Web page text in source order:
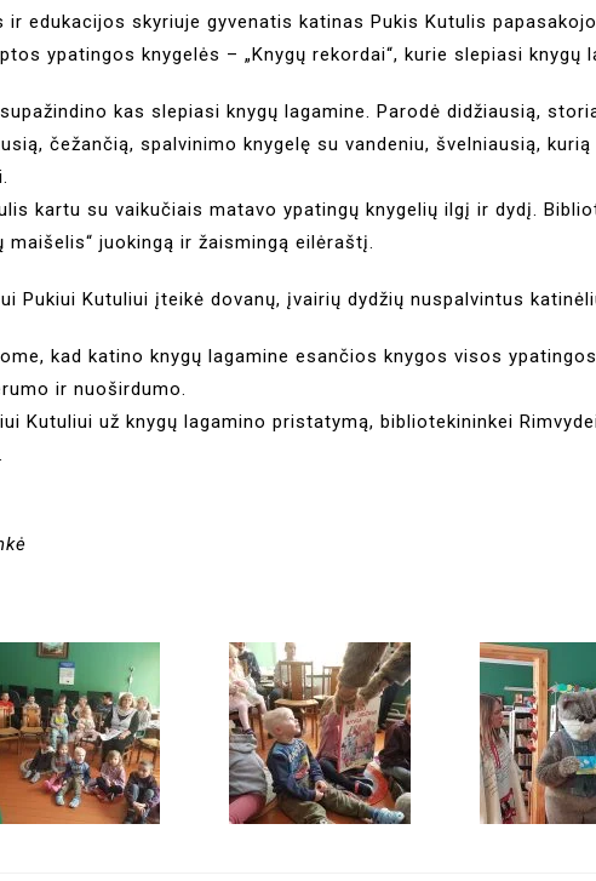
edukacijos skyriuje gyvenatis katinas Pukis Kutulis
ypatingos knygelės – „Knygų rekordai“, kurie slepiasi knygų
kas slepiasi knygų lagamine. Parodė didžiausią,
čežančią, spalvinimo knygelę su vandeniu, švelniausią, kurią
kartu su vaikučiais matavo ypatingų knygelių ilgį ir dydį.
maišelis“ juokingą ir žaismingą eilėraštį.
Pukiui Kutuliui įteikė dovanų, įvairių dydžių nuspalvintus
kad katino knygų lagamine esančios knygos visos
ir nuoširdumo.
Kutuliui už knygų lagamino pristatymą, bibliotekininkei